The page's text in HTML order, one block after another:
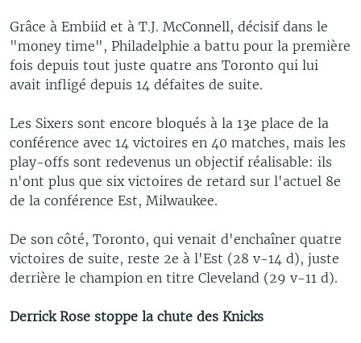
Grâce à Embiid et à T.J. McConnell, décisif dans le
"money time", Philadelphie a battu pour la première
fois depuis tout juste quatre ans Toronto qui lui
avait infligé depuis 14 défaites de suite.
Les Sixers sont encore bloqués à la 13e place de la
conférence avec 14 victoires en 40 matches, mais les
play-offs sont redevenus un objectif réalisable: ils
n'ont plus que six victoires de retard sur l'actuel 8e
de la conférence Est, Milwaukee.
De son côté, Toronto, qui venait d'enchaîner quatre
victoires de suite, reste 2e à l'Est (28 v-14 d), juste
derrière le champion en titre Cleveland (29 v-11 d).
Derrick Rose stoppe la chute des Knicks